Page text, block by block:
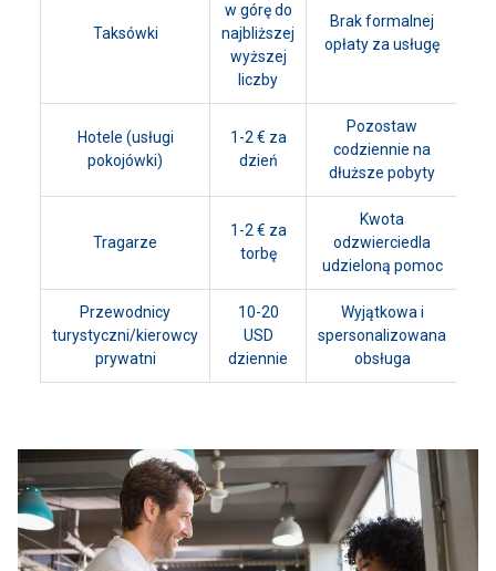
Taksówki
w górę do
najbliższej
wyższej
liczby
Brak formalnej
opłaty za usługę
Hotele (usługi
pokojówki)
1-2 € za
dzień
Pozostaw
codziennie na
dłuższe pobyty
Tragarze
1-2 € za
torbę
Kwota
odzwierciedla
udzieloną pomoc
Przewodnicy
turystyczni/kierowcy
prywatni
10-20
USD
dziennie
Wyjątkowa i
spersonalizowana
obsługa